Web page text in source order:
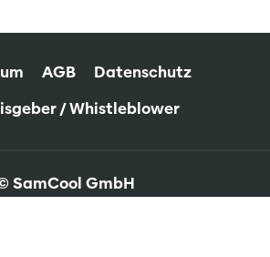
AGB
Datenschutz
/ Whistleblower
SamCool GmbH